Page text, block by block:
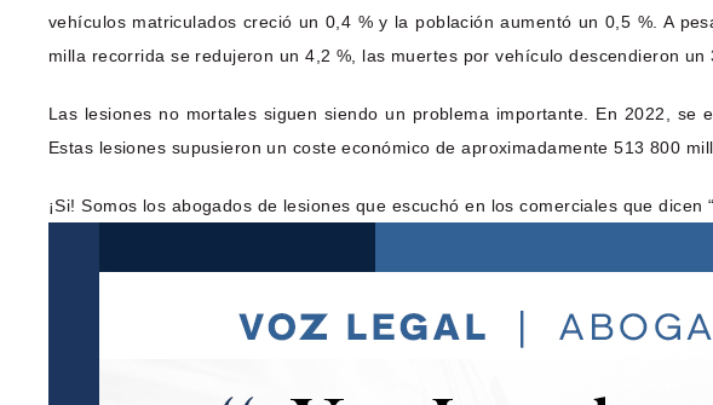
vehículos matriculados creció un 0,4 % y la población aumentó un 0,5 %. A
milla recorrida se redujeron un 4,2 %, las muertes por vehículo descendieron
Las lesiones no mortales siguen siendo un problema importante. En 2022,
Estas lesiones supusieron un coste económico de aproximadamente 513 800
¡Si! Somos los abogados de lesiones que escuchó en los comerciales que